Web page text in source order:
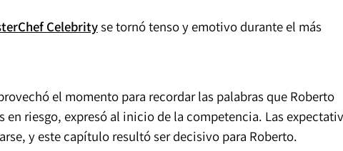
Celebrityse tornó tenso y emotivo durante el más
el momento para recordar las palabras que Roberto
riesgo, expresó al inicio de la competencia. Las
y este capítulo resultó ser decisivo para Roberto.